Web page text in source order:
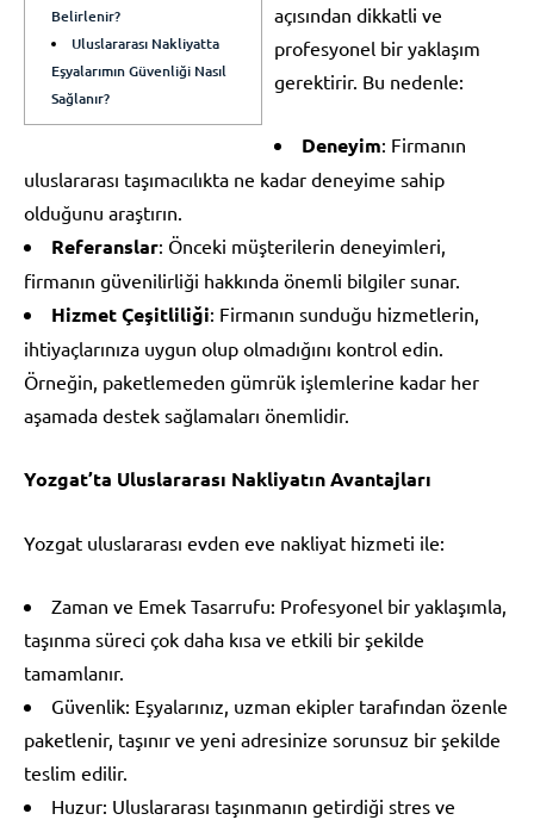
Belirlenir?
Uluslararası Nakliyatta
Eşyalarımın Güvenliği Nasıl
Sağlanır?
açısından dikkatli ve
profesyonel bir yaklaşım
gerektirir. Bu nedenle:
Deneyim: Firmanın
uluslararası taşımacılıkta ne kadar deneyime sahip
olduğunu araştırın.
Referanslar: Önceki müşterilerin deneyimleri,
firmanın güvenilirliği hakkında önemli bilgiler sunar.
Hizmet Çeşitliliği: Firmanın sunduğu hizmetlerin,
ihtiyaçlarınıza uygun olup olmadığını kontrol edin.
Örneğin, paketlemeden gümrük işlemlerine kadar her
aşamada destek sağlamaları önemlidir.
Yozgat’ta Uluslararası Nakliyatın Avantajları
Yozgat uluslararası evden eve nakliyat hizmeti ile:
Zaman ve Emek Tasarrufu: Profesyonel bir yaklaşımla,
taşınma süreci çok daha kısa ve etkili bir şekilde
tamamlanır.
Güvenlik: Eşyalarınız, uzman ekipler tarafından özenle
paketlenir, taşınır ve yeni adresinize sorunsuz bir şekilde
teslim edilir.
Huzur: Uluslararası taşınmanın getirdiği stres ve